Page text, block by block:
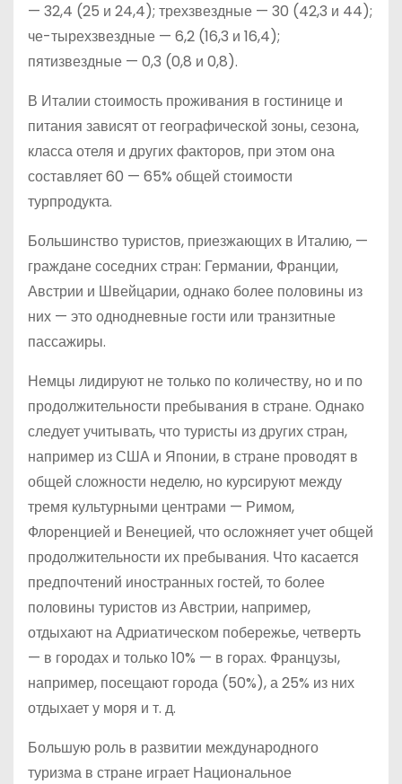
— 32,4 (25 и 24,4); трехзвездные — 30 (42,3 и 44);
че-тырехзвездные — 6,2 (16,3 и 16,4);
пятизвездные — 0,3 (0,8 и 0,8).
В Италии стоимость проживания в гостинице и
питания зависят от географической зоны, сезона,
класса отеля и других факторов, при этом она
составляет 60 — 65% общей стоимости
турпродукта.
Большинство туристов, приезжающих в Италию, —
граждане соседних стран: Германии, Франции,
Австрии и Швейцарии, однако более половины из
них — это однодневные гости или транзитные
пассажиры.
Немцы лидируют не только по количеству, но и по
продолжительности пребывания в стране. Однако
следует учитывать, что туристы из других стран,
например из США и Японии, в стране проводят в
общей сложности неделю, но курсируют между
тремя культурными центрами — Римом,
Флоренцией и Венецией, что осложняет учет общей
продолжительности их пребывания. Что касается
предпочтений иностранных гостей, то более
половины туристов из Австрии, например,
отдыхают на Адриатическом побережье, четверть
— в городах и только 10% — в горах. Французы,
например, посещают города (50%), а 25% из них
отдыхает у моря и т. д.
Большую роль в развитии международного
туризма в стране играет Национальное